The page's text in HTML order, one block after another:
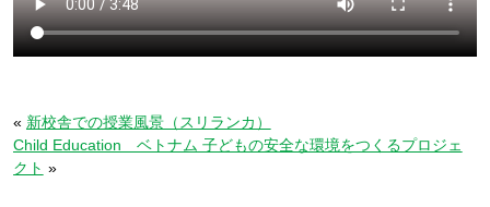
« 新校舎での授業風景（スリランカ）
Child Education ベトナム 子どもの安全な環境をつくるプロジェ
クト »